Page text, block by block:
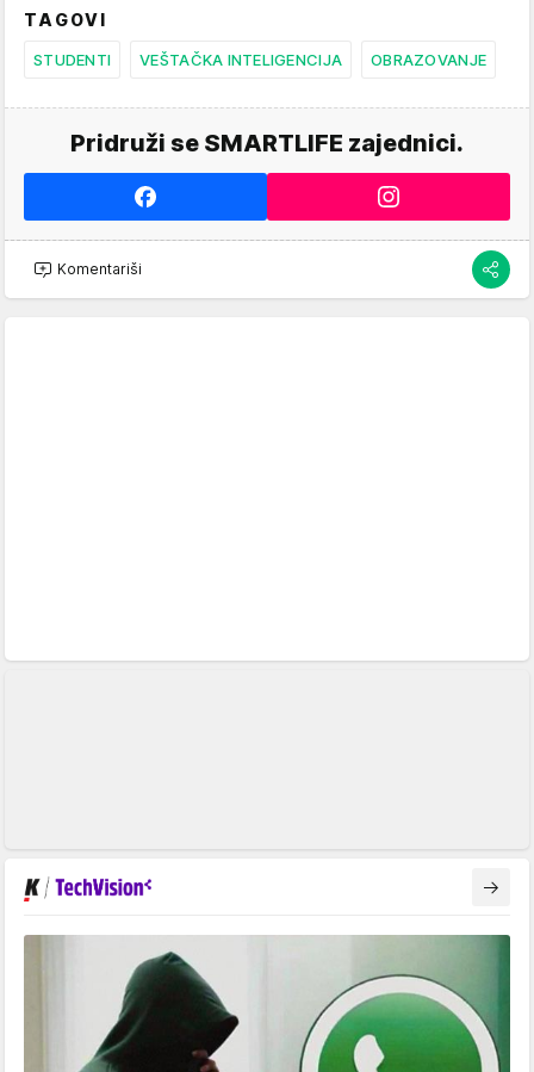
TAGOVI
STUDENTI VEŠTAČKA INTELIGENCIJA OBRAZOVANJE
Pridruži se SMARTLIFE zajednici.
Komentariši